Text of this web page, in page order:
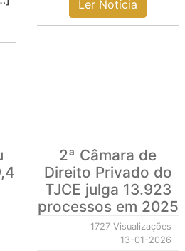
Ler Notícia
2ª Câmara de
Direito Privado do
TJCE julga 13.923
processos em 2025
1727 Visualizações
13-01-2026